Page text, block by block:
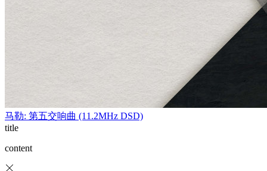
马勒: 第五交响曲 (11.2MHz DSD)
title
content